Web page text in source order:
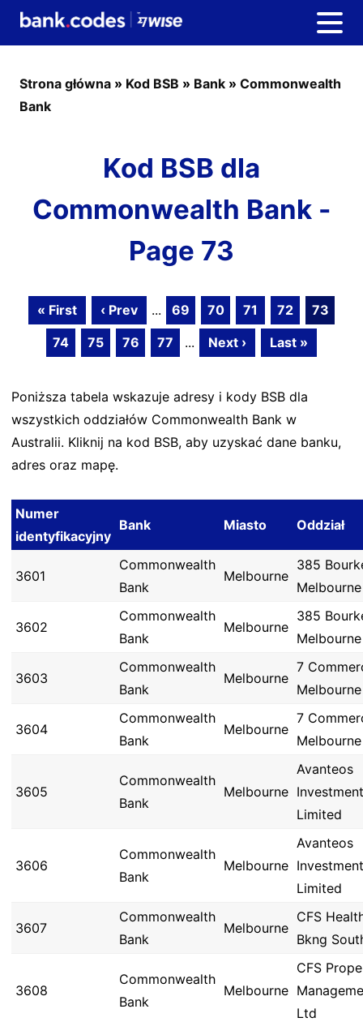
Strona główna » Kod BSB » Bank » Commonwealth
Bank
Kod BSB dla
Commonwealth Bank -
Page 73
« First ‹ Prev ... 69 70 71 72
73
74
75 76 77 ... Next › Last »
Poniższa tabela wskazuje adresy i kody BSB dla
wszystkich oddziałów Commonwealth Bank w
Australii. Kliknij na kod BSB, aby uzyskać dane banku,
adres oraz mapę.
Numer
identyfikacyjny
Bank Miasto Oddział
3601
Commonwealth
Bank
Melbourne
385
Melbourne
3602
Commonwealth
Bank
Melbourne
385
Melbourne
3603
Commonwealth
Bank
Melbourne
7
Melbourne
3604
Commonwealth
Bank
Melbourne
7
Melbourne
3605
Commonwealth
Bank
Melbourne
Avanteos
Limited
3606
Commonwealth
Bank
Melbourne
Avanteos
Limited
3607
Commonwealth
Bank
Melbourne
CFS
Bkng
3608
Commonwealth
Bank
Melbourne
CFS
Ltd